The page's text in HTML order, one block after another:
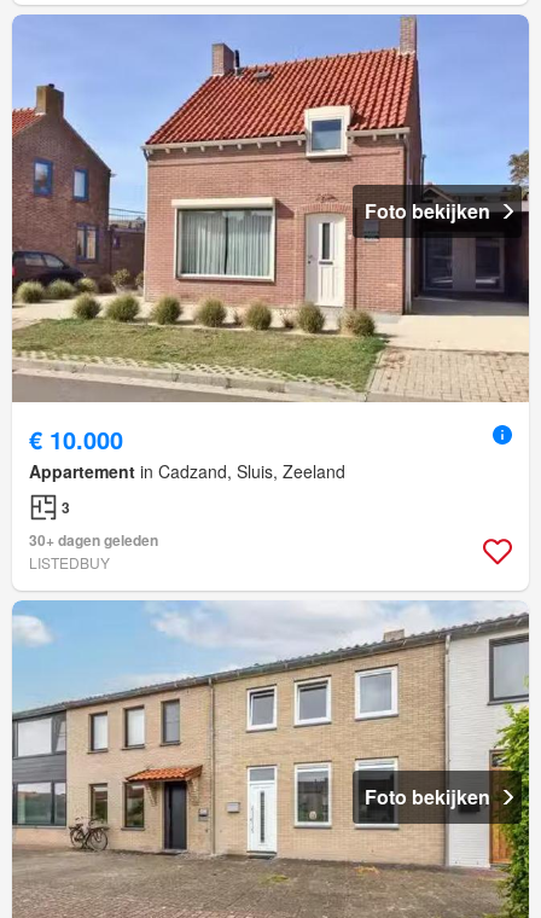
Foto bekijken
€ 10.000
Appartement in Cadzand, Sluis, Zeeland
3
30+ dagen geleden
LISTEDBUY
Foto bekijken